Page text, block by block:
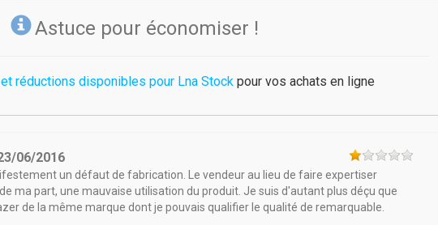
Astuce pour économiser !
réductions disponibles pour Lna Stockpour vos achats en ligne
06/2016
un défaut de fabrication. Le vendeur au lieu de faire expertiser
ma part, une mauvaise utilisation du produit. Je suis d'autant plus déçu que
de la même marque dont je pouvais qualifier le qualité de remarquable.